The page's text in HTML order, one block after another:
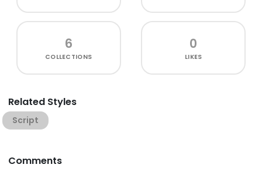
6
COLLECTIONS
0
LIKES
Related Styles
Script
Comments